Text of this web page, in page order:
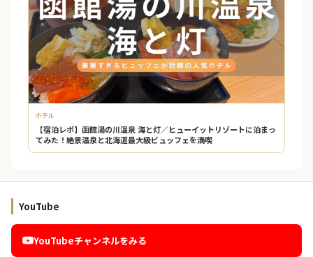
ホテル
【宿泊レポ】函館湯の川温泉 海と灯／ヒューイットリゾートに泊まっ
てみた！絶景温泉と北海道最大級ビュッフェを満喫
YouTube
YouTubeチャンネルをみる